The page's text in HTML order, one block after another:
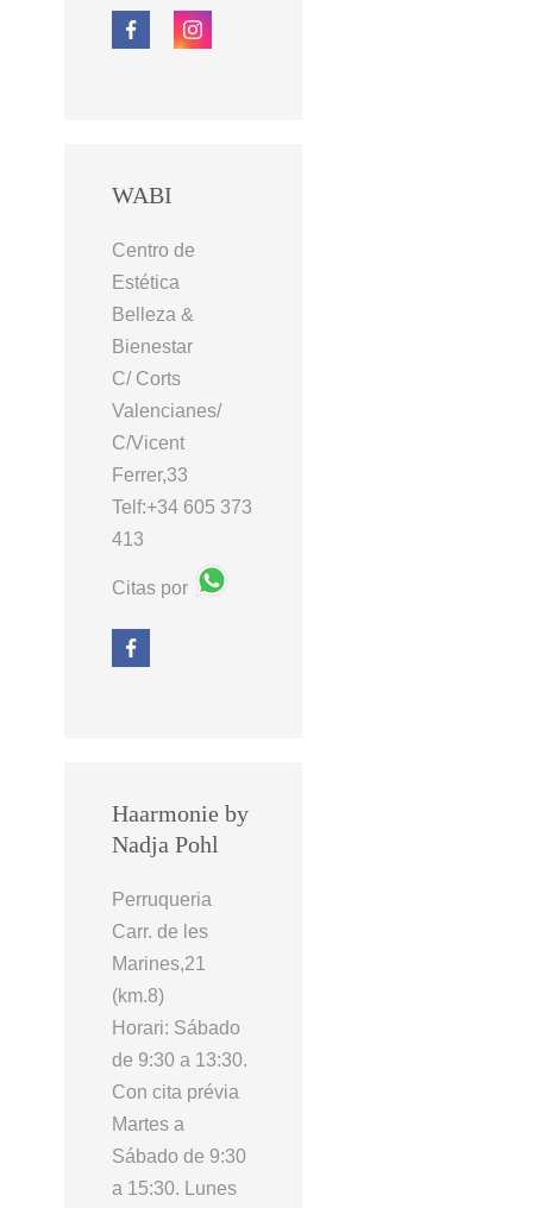
WABI
Centro de
Estética
Belleza &
Bienestar
C/ Corts
Valencianes/
C/Vicent
Ferrer,33
Telf:+34 605 373
413
Citas por
Haarmonie by
Nadja Pohl
Perruqueria
Carr. de les
Marines,21
(km.8)
Horari: Sábado
de 9:30 a 13:30.
Con cita prévia
Martes a
Sábado de 9:30
a 15:30. Lunes